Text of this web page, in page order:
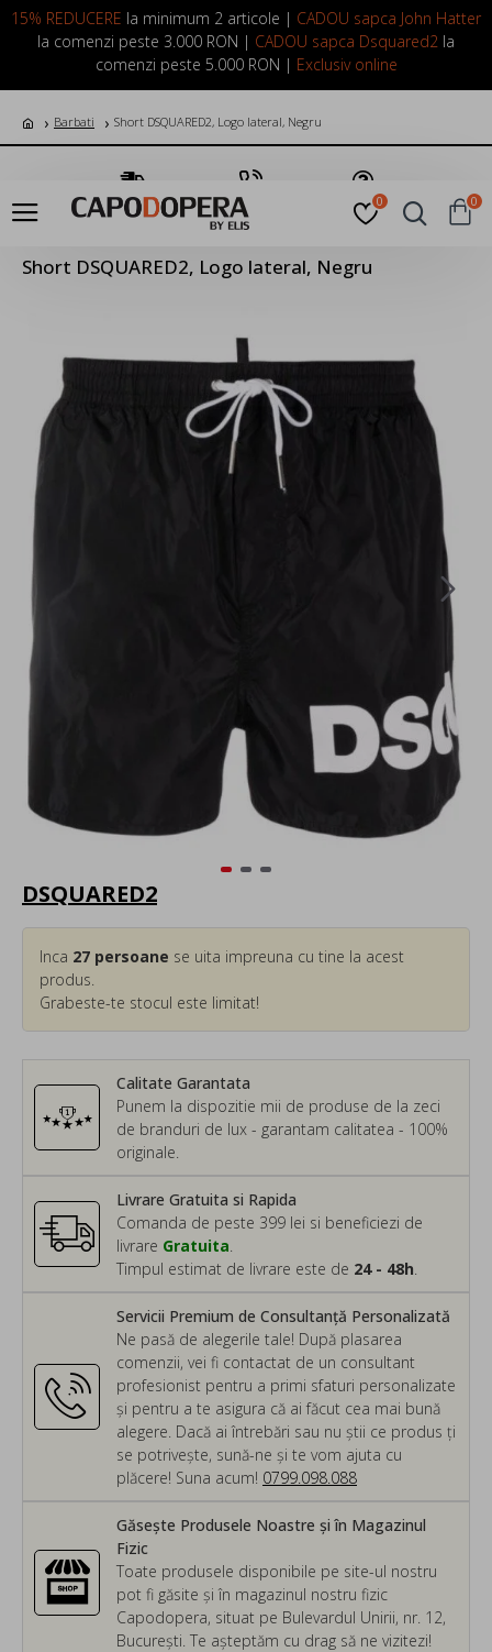
15% REDUCERE la minimum 2 articole | CADOU sapca John Hatter
la comenzi peste 3.000 RON | CADOU sapca Dsquared2 la
comenzi peste 5.000 RON | Exclusiv online
LOGIN INREGISTRARE
0 0
Barbati Short DSQUARED2, Logo lateral, Negru
Transport Gratuit Suna Acum Pune o Intrebare
Short DSQUARED2, Logo lateral, Negru
DSQUARED2
Calitate Garantata
Punem la dispozitie mii de produse de la zeci
de branduri de lux - garantam calitatea - 100%
originale.
Inca 27 persoane se uita impreuna cu tine la acest
produs.
Grabeste-te stocul este limitat!
Servicii Premium de Consultanță Personalizată
Ne pasă de alegerile tale! După plasarea
comenzii, vei fi contactat de un consultant
profesionist pentru a primi sfaturi personalizate
și pentru a te asigura că ai făcut cea mai bună
alegere. Dacă ai întrebări sau nu știi ce produs ți
se potrivește, sună-ne și te vom ajuta cu
plăcere! Suna acum! 0799.098.088
Livrare Gratuita si Rapida
Comanda de peste 399 lei si beneficiezi de
livrare Gratuita
Timpul estimat de livrare este de 24 - 48h
Găsește Produsele Noastre și în Magazinul
Fizic
Toate produsele disponibile pe site-ul nostru
pot fi găsite și în magazinul nostru fizic
Capodopera, situat pe Bulevardul Unirii, nr. 12,
București. Te așteptăm cu drag să ne vizitezi!